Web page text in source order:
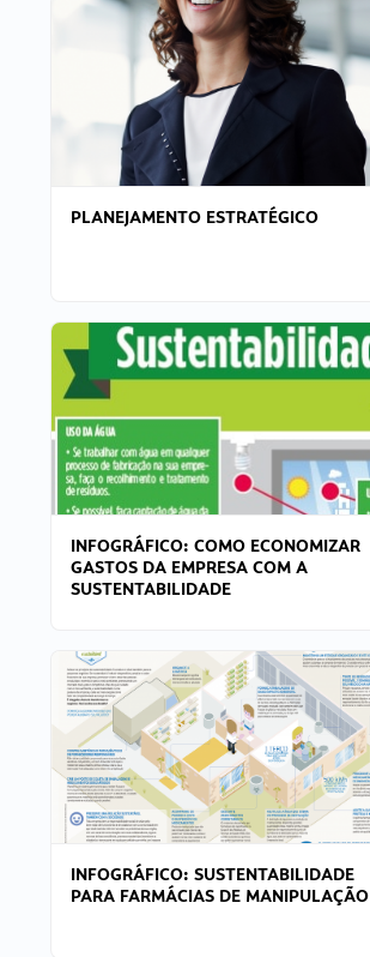
PLANEJAMENTO ESTRATÉGICO
INFOGRÁFICO: COMO ECONOMIZAR
GASTOS DA EMPRESA COM A
SUSTENTABILIDADE
INFOGRÁFICO: SUSTENTABILIDADE
PARA FARMÁCIAS DE MANIPULAÇÃO